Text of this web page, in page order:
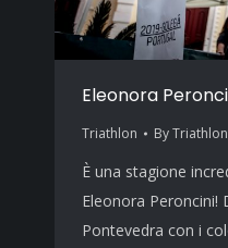
Eleonora
Triathlon By
È una stagione
Eleonora Peroncini!
Pontevedra con i